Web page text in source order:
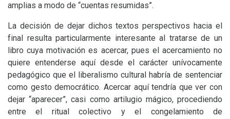
amplias a modo de “cuentas resumidas”.
La decisión de dejar dichos textos perspectivos hacia el
final resulta particularmente interesante al tratarse de un
libro cuya motivación es acercar, pues el acercamiento no
quiere entenderse aquí desde el carácter unívocamente
pedagógico que el liberalismo cultural habría de sentenciar
como gesto democrático. Acercar aquí tendría que ver con
dejar “aparecer”, casi como artilugio mágico, procediendo
entre el ritual colectivo y el congelamiento de